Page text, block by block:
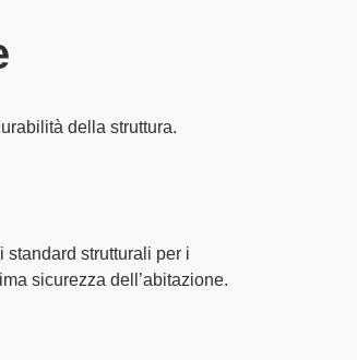
della struttura.
standard strutturali per i
sicurezza dell’abitazione.